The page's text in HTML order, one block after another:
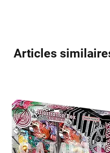
Articles